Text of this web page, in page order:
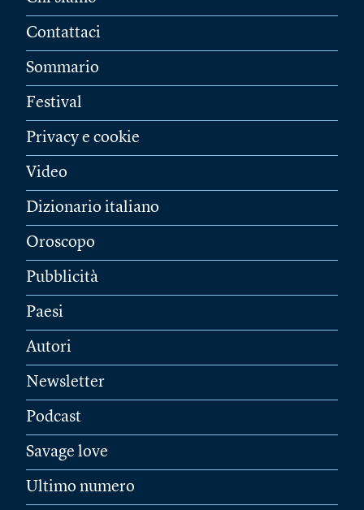
Contattaci
Sommario
Festival
Privacy e cookie
Video
Dizionario italiano
Oroscopo
Pubblicità
Paesi
Autori
Newsletter
Podcast
Savage love
Ultimo numero